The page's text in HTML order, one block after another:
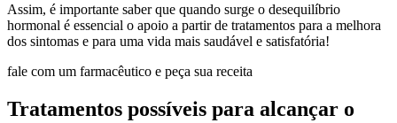
Assim, é importante saber que quando surge o desequilíbrio
hormonal é essencial o apoio a partir de tratamentos para a melhora
dos sintomas e para uma vida mais saudável e satisfatória!
fale com um farmacêutico e peça sua receita
Tratamentos possíveis para alcançar o